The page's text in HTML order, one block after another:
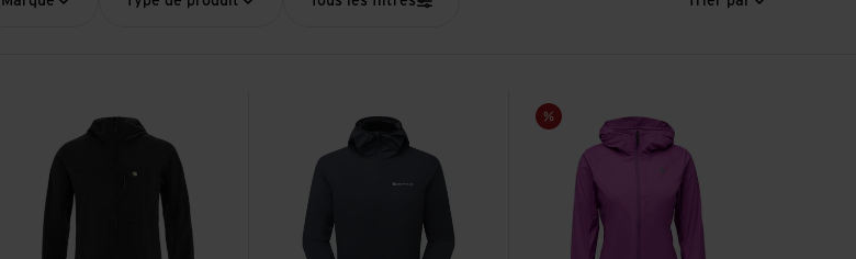
Vente
Voir W Alpine Start Hoody